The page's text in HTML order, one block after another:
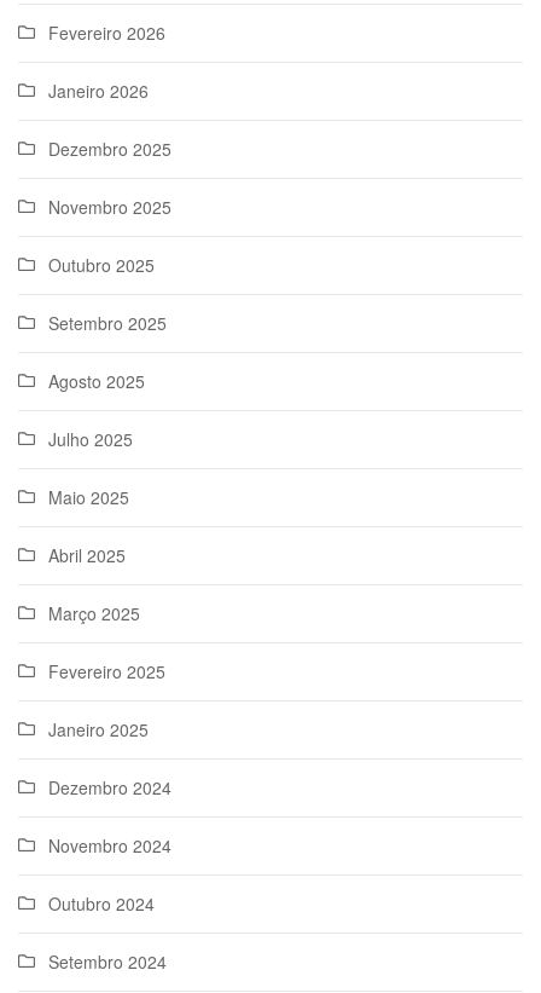
Fevereiro 2026
Janeiro 2026
Dezembro 2025
Novembro 2025
Outubro 2025
Setembro 2025
Agosto 2025
Julho 2025
Maio 2025
Abril 2025
Março 2025
Fevereiro 2025
Janeiro 2025
Dezembro 2024
Novembro 2024
Outubro 2024
Setembro 2024